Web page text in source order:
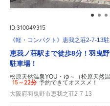
ID:310049315
《軽・コンパクト》恵我之荘2-7-13
恵我ノ荘駅まで徒歩8分！羽曳
駐車場！
松原天然温泉YOU・ゆ～（松原天然
15～22分 予約できてオススメ！
大阪府羽曳野市恵我之荘2-7-13